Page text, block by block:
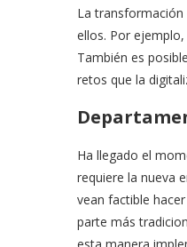
La transformación
ellos. Por
También es
retos que la
Ha llegado el
requiere la nueva
vean factible
parte más